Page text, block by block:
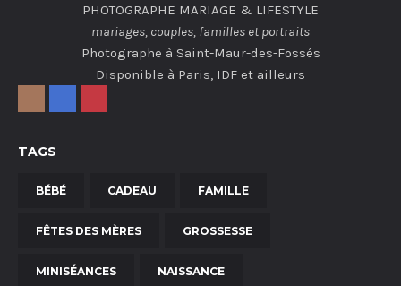
PHOTOGRAPHE MARIAGE & LIFESTYLE
mariages, couples, familles et portraits
Photographe à Saint-Maur-des-Fossés
Disponible à Paris, IDF et ailleurs
TAGS
BÉBÉ CADEAU FAMILLE
FÊTES DES MÈRES GROSSESSE
MINISÉANCES NAISSANCE